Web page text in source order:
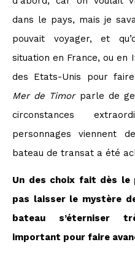
dans le pays, mais je
pouvait voyager, et
situation en France, ou en
des Etats-Unis pour
Mer de Timorparle de
circonstances
personnages viennent
bateau de transat a été
Un des choix fait dès le
pas laisser le mystère
bateau s’éterniser
important pour faire